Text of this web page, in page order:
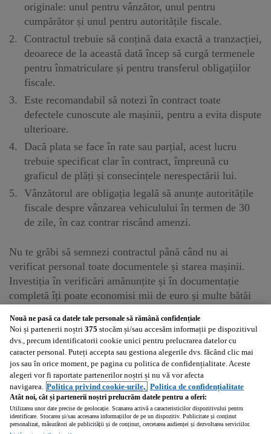
originale: unul pentru vânzător, unul pentru
cumpărător și unul pentru autoritățile fiscale.
Contractul trebuie să conțină data exactă a tranzacției,
deoarece de la această dată încep să curgă termenele
pentru înmatriculare și pentru transferul obligațiilor
fiscale.
Este recomandabil să notezi în contract toate
defectele cunoscute ale mașinii, pentru a evita dispute
ulterioare.
Dacă plata se face în rate sau parțial, acest lucru
trebuie specificat clar în contract, împreună cu
graficul de plăți și consecințele nerespectării lui.
Vânzătorul are obligația legală să anunțe autoritățile
fiscale despre vânzarea vehiculului în termen de 30
de zile, în caz contrar riscând amenzi.
Nu te grăbi să semnezi contractul până când nu ai
verificat personal toate documentele și starea mașinii.
Investiția în verificări amănunțite și în documentație
completă îți poate economisi mii de euro și multe bătăi
pentru verificarea istoricului vehiculelor, accesează
serviciile speciale disponibile peAutovit.ro și asigură-te
că faci o achiziție sigură și transparentă.
Dacă procesul de selecție a viitoarei mașini este relativ
îndelungat, nu trebuie să îți pierzi răbdarea în momentul
întocmirii actelor. Acordă atenție fiecărui element, dacă
vrei să ai siguranța că circuli în deplină legalitate.
Nouă ne pasă ca datele tale personale să rămână confidențiale
Noi și partenerii noștri 375 stocăm și/sau accesăm informații pe dispozitivul
dvs., precum identificatorii cookie unici pentru prelucrarea datelor cu
caracter personal. Puteți accepta sau gestiona alegerile dvs. făcând clic mai
jos sau în orice moment, pe pagina cu politica de confidențialitate. Aceste
alegeri vor fi raportate partenerilor noștri și nu vă vor afecta
navigarea. Politica privind cookie-urile, Politica de confidențialitate
Atât noi, cât și partenerii noștri prelucrăm datele pentru a oferi:
Utilizarea unor date precise de geolocație. Scanarea activă a caracteristicilor dispozitivului pentru
identificare. Stocarea și/sau accesarea informațiilor de pe un dispozitiv. Publicitate și conținut
personalizat, măsurători ale publicității și de conținut, cercetarea audienței și dezvoltarea serviciilor.